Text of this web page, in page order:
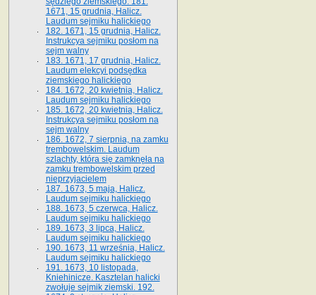
1671, 15 grudnia, Halicz.
Laudum sejmiku halickiego
182. 1671, 15 grudnia, Halicz.
Instrukcya sejmiku posłom na
sejm walny
183. 1671, 17 grudnia, Halicz.
Laudum elekcyi podsędka
ziemskiego halickiego
184. 1672, 20 kwietnia, Halicz.
Laudum sejmiku halickiego
185. 1672, 20 kwietnia, Halicz.
Instrukcya sejmiku posłom na
sejm walny
186. 1672, 7 sierpnia, na zamku
trembowelskim. Laudum
szlachty, która się zamknęła na
zamku trembowelskim przed
nieprzyjacielem
187. 1673, 5 maja, Halicz.
Laudum sejmiku halickiego
188. 1673, 5 czerwca, Halicz.
Laudum sejmiku halickiego
189. 1673, 3 lipca, Halicz.
Laudum sejmiku halickiego
190. 1673, 11 września, Halicz.
Laudum sejmiku halickiego
191. 1673, 10 listopada,
Kniehinicze. Kasztelan halicki
zwołuje sejmik ziemski. 192.